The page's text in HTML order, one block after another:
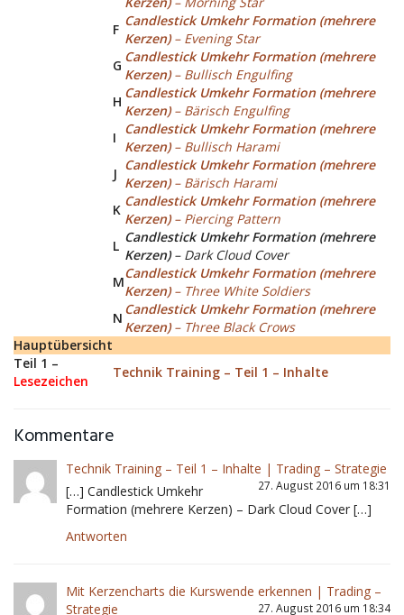
F
Candlestick Umkehr Formation (mehrere
Kerzen)– Evening Star
G
Candlestick Umkehr Formation (mehrere
Kerzen)– Bullisch Engulfing
H
Candlestick Umkehr Formation (mehrere
Kerzen)– Bärisch Engulfing
I
Candlestick Umkehr Formation (mehrere
Kerzen)– Bullisch Harami
J
Candlestick Umkehr Formation (mehrere
Kerzen)– Bärisch Harami
K
Candlestick Umkehr Formation (mehrere
Kerzen)– Piercing Pattern
L
Candlestick Umkehr Formation (mehrere
Kerzen)– Dark Cloud Cover
M
Candlestick Umkehr Formation (mehrere
Kerzen)– Three White Soldiers
N
Candlestick Umkehr Formation (mehrere
Kerzen)– Three Black Crows
Hauptübersicht
Teil 1 –
Lesezeichen
Technik Training – Teil 1 – Inhalte
Kommentare
Technik Training – Teil 1 – Inhalte | Trading – Strategie
27. August 2016 um 18:31
[…] Candlestick Umkehr
Formation (mehrere Kerzen) – Dark Cloud Cover […]
Antworten
Mit Kerzencharts die Kurswende erkennen | Trading –
Strategie
27. August 2016 um 18:34